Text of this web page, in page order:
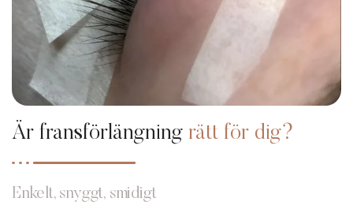
Är fransförlängning rätt för dig?
Enkelt, snyggt, smidigt